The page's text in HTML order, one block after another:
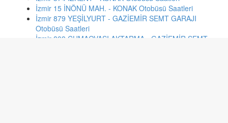
İzmir 15 İNÖNÜ MAH. - KONAK Otobüsü Saatleri
İzmir 879 YEŞİLYURT - GAZİEMİR SEMT GARAJI
Otobüsü Saatleri
İzmir 808 CUMAOVASI AKTARMA - GAZİEMİR SEMT